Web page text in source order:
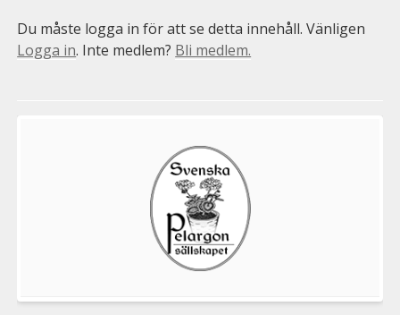
Du måste logga in för att se detta innehåll. Vänligen
Logga in. Inte medlem? Bli medlem.
Pelargonsällskapets